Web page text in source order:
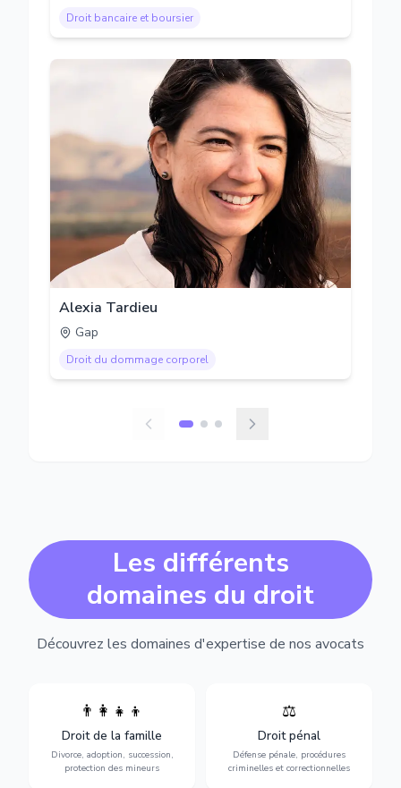
Droit bancaire et boursier
Alexia Tardieu
Gap
Droit du dommage corporel
Les différents
domaines du droit
Découvrez les domaines d'expertise de nos avocats
👨‍👩‍👧‍👦
Droit de la famille
Divorce, adoption, succession,
protection des mineurs
Divorce, garde d'enfants,
adoption, succession et
protection des personnes
vulnérables.
⚖️
Droit pénal
Défense pénale, procédures
criminelles et correctionnelles
Expertise en matière pénale,
vue jusqu'au procès, pour
toute affaire correctionnelle
ou criminelle.